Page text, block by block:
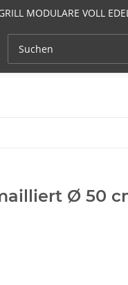
MODULARE VOLL
ANGEBOTE
Ø 50